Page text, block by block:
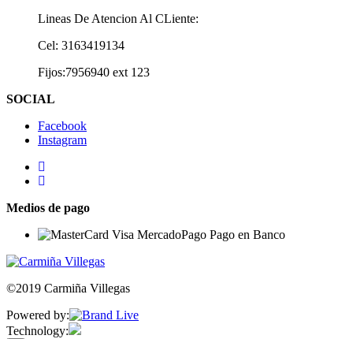
Lineas De Atencion Al CLiente:
Cel: 3163419134
Fijos:7956940 ext 123
SOCIAL
Facebook
Instagram
Medios de pago
©2019 Carmiña Villegas
Powered by:
Technology: